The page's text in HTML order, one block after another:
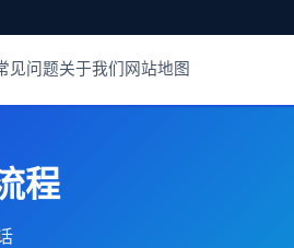
见问题关于我们 网站地图
程